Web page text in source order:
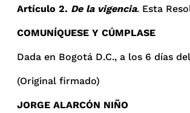
Artículo 2. De la vigencia. Esta
COMUNÍQUESE Y CÚMPLASE
Dada en Bogotá D.C., a los 6 días
(Original firmado)
JORGE ALARCÓN NIÑO